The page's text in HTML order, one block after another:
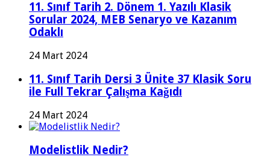
11. Sınıf Tarih 2. Dönem 1. Yazılı Klasik
Sorular 2024, MEB Senaryo ve Kazanım
Odaklı
24 Mart 2024
11. Sınıf Tarih Dersi 3 Ünite 37 Klasik Soru
ile Full Tekrar Çalışma Kağıdı
24 Mart 2024
Modelistlik Nedir?